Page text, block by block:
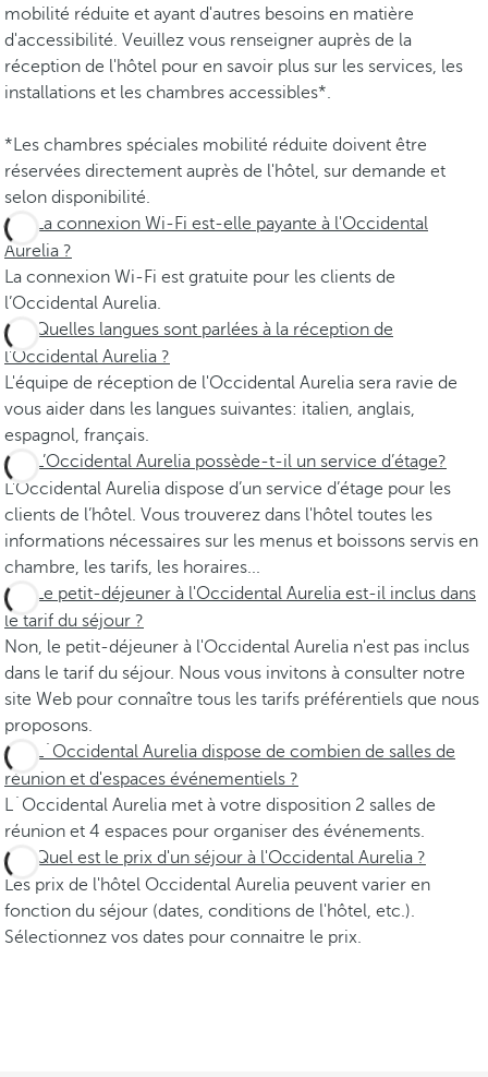
mobilité réduite et ayant d'autres besoins en matière
d'accessibilité. Veuillez vous renseigner auprès de la
réception de l'hôtel pour en savoir plus sur les services, les
installations et les chambres accessibles*.
*Les chambres spéciales mobilité réduite doivent être
réservées directement auprès de l'hôtel, sur demande et
selon disponibilité.
La connexion Wi-Fi est-elle payante à l'Occidental
Aurelia ?
La connexion Wi-Fi est gratuite pour les clients de
l’Occidental Aurelia.
Quelles langues sont parlées à la réception de
l'Occidental Aurelia ?
L'équipe de réception de l'Occidental Aurelia sera ravie de
vous aider dans les langues suivantes: italien, anglais,
espagnol, français.
L’Occidental Aurelia possède-t-il un service d’étage?
L’Occidental Aurelia dispose d’un service d’étage pour les
clients de l’hôtel. Vous trouverez dans l'hôtel toutes les
informations nécessaires sur les menus et boissons servis en
chambre, les tarifs, les horaires...
Le petit-déjeuner à l'Occidental Aurelia est-il inclus dans
le tarif du séjour ?
Non, le petit-déjeuner à l'Occidental Aurelia n'est pas inclus
dans le tarif du séjour. Nous vous invitons à consulter notre
site Web pour connaître tous les tarifs préférentiels que nous
proposons.
L´Occidental Aurelia dispose de combien de salles de
réunion et d'espaces événementiels ?
L´Occidental Aurelia met à votre disposition 2 salles de
réunion et 4 espaces pour organiser des événements.
Quel est le prix d'un séjour à l'Occidental Aurelia ?
Les prix de l'hôtel Occidental Aurelia peuvent varier en
fonction du séjour (dates, conditions de l'hôtel, etc.).
Sélectionnez vos dates pour connaitre le prix.